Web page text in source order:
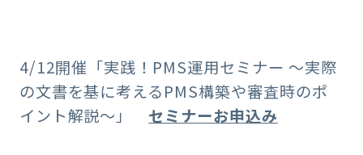
4/12開催「実践！PMS運用セミナー ～実際
の文書を基に考えるPMS構築や審査時のポ
イント解説～」
セミナーお申込み